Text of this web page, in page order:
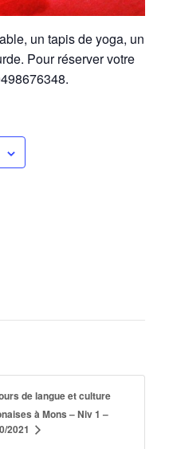
un tapis de yoga, un
Pour réserver votre
de langue et culture
à Mons – Niv 1 –
2021